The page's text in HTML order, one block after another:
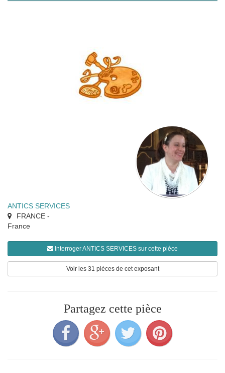
ANTICS SERVICES
FRANCE -
France
Interroger ANTICS SERVICES sur cette pièce
Voir les 31 pièces de cet exposant
Partagez cette pièce